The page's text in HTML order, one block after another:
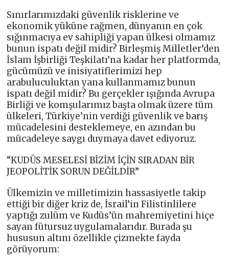
Sınırlarımızdaki güvenlik risklerine ve
ekonomik yüküne rağmen, dünyanın en çok
sığınmacıya ev sahipliği yapan ülkesi olmamız
bunun ispatı değil midir? Birleşmiş Milletler’den
İslam İşbirliği Teşkilatı’na kadar her platformda,
gücümüzü ve inisiyatiflerimizi hep
arabuluculuktan yana kullanmamız bunun
ispatı değil midir? Bu gerçekler ışığında Avrupa
Birliği ve komşularımız başta olmak üzere tüm
ülkeleri, Türkiye’nin verdiği güvenlik ve barış
mücadelesini desteklemeye, en azından bu
mücadeleye saygı duymaya davet ediyoruz.
“KUDÜS MESELESİ BİZİM İÇİN SIRADAN BİR
JEOPOLİTİK SORUN DEĞİLDİR”
Ülkemizin ve milletimizin hassasiyetle takip
ettiği bir diğer kriz de, İsrail’in Filistinlilere
yaptığı zulüm ve Kudüs’ün mahremiyetini hiçe
sayan fütursuz uygulamalarıdır. Burada şu
hususun altını özellikle çizmekte fayda
görüyorum: